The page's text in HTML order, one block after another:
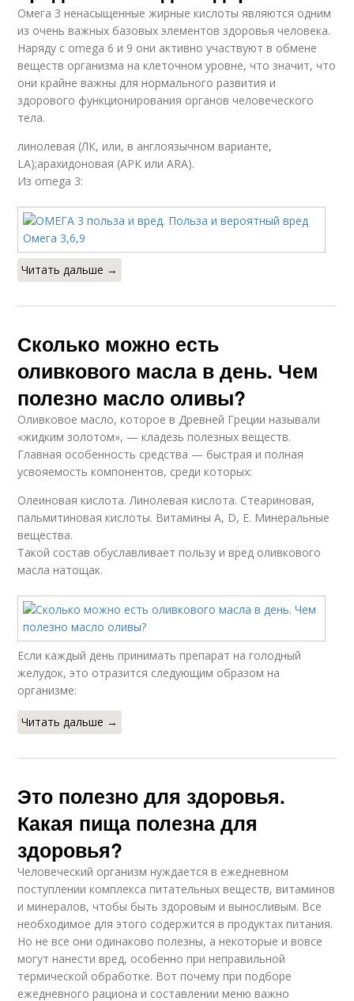
Омега 3 ненасыщенные жирные кислоты являются одним
из очень важных базовых элементов здоровья человека.
Наряду с omega 6 и 9 они активно участвуют в обмене
веществ организма на клеточном уровне, что значит, что
они крайне важны для нормального развития и
здорового функционирования органов человеческого
тела.
линолевая (ЛК, или, в англоязычном варианте,
LA);арахидоновая (АРК или ARA).
Из omega 3:
Читать дальше →
Сколько можно есть
оливкового масла в день. Чем
полезно масло оливы?
Оливковое масло, которое в Древней Греции называли
«жидким золотом», — кладезь полезных веществ.
Главная особенность средства — быстрая и полная
усвояемость компонентов, среди которых:
Олеиновая кислота. Линолевая кислота. Стеариновая,
пальмитиновая кислоты. Витамины А, D, E. Минеральные
вещества.
Такой состав обуславливает пользу и вред оливкового
масла натощак.
Если каждый день принимать препарат на голодный
желудок, это отразится следующим образом на
организме:
Читать дальше →
Это полезно для здоровья.
Какая пища полезна для
здоровья?
Человеческий организм нуждается в ежедневном
поступлении комплекса питательных веществ, витаминов
и минералов, чтобы быть здоровым и выносливым. Все
необходимое для этого содержится в продуктах питания.
Но не все они одинаково полезны, а некоторые и вовсе
могут нанести вред, особенно при неправильной
термической обработке. Вот почему при подборе
ежедневного рациона и составлении меню важно